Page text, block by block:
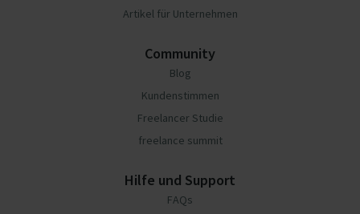
Artikel für Unternehmen
Community
Blog
Kundenstimmen
Freelancer Studie
freelance summit
Hilfe und Support
FAQs